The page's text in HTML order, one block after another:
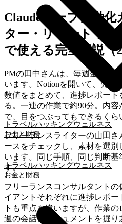
トラベルハッキングウェルネス
お金と財務
トラベルハッキングウェルネス
お金と財務
Claudeループ自動
ター・リモートワ
で使える完全解説（
PMの田中さんは、毎週金曜の
います。Notionを開いて、先週
数値をまとめて、進捗レポート
る。一連の作業で約90分。内
で、目をつぶってもできるくら
フリーランスライターの山田さ
ースをチェックし、素材を選
います。同じ手順、同じ判断基
す。
フリーランスコンサルタント
イアントそれぞれに進捗レポ
トも重点も違いますが、作業
週の会話とドキュメントを掘